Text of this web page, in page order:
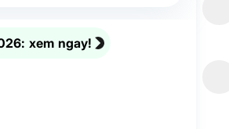
xem ngay!